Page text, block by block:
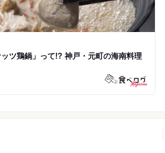
ツ鶏鍋」って!? 神戸・元町の海南料理